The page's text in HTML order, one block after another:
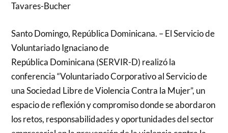
Tavares-Bucher
Santo Domingo, República Dominicana. – El Servicio de
Voluntariado Ignaciano de
República Dominicana (SERVIR-D) realizó la
conferencia “Voluntariado Corporativo al Servicio de
una Sociedad Libre de Violencia Contra la Mujer”, un
espacio de reflexión y compromiso donde se abordaron
los retos, responsabilidades y oportunidades del sector